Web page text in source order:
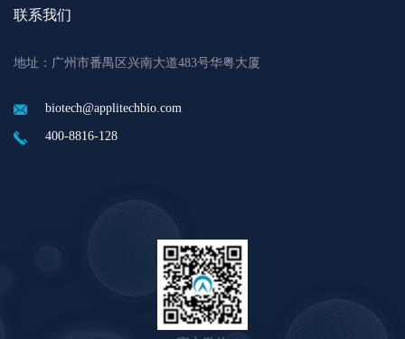
联系我们
地址：广州市番禺区兴南大道483号华粤大厦
biotech@applitechbio.com
400-8816-128